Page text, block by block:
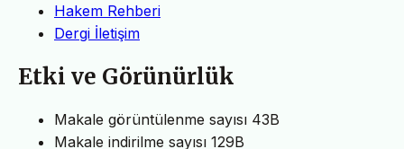
Hakem Rehberi
Dergi İletişim
Etki ve Görünürlük
Makale görüntülenme sayısı 43B
Makale indirilme sayısı 129B